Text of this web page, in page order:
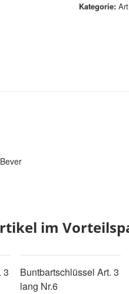
Kategorie
im
3
Buntbartschlüssel Art. 3
lang Nr.6